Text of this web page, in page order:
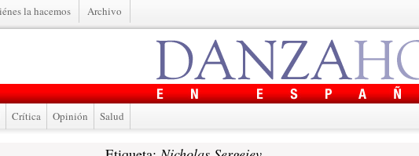
la hacemos Archivo
Crítica Opinión Salud